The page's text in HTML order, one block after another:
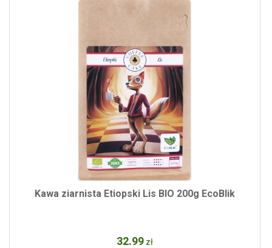
Kawa ziarnista Etiopski Lis BIO 200g EcoBlik
32.99 zł